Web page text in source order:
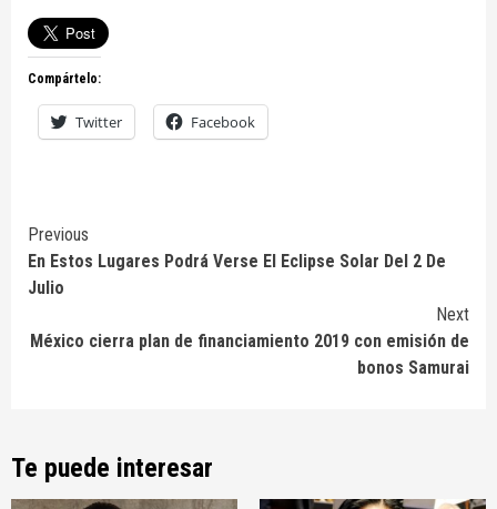
Compártelo:
Twitter Facebook
Continue
Reading
Previous
En Estos Lugares Podrá Verse El Eclipse Solar Del 2 De
Julio
Next
México cierra plan de financiamiento 2019 con emisión de
bonos Samurai
Te puede interesar